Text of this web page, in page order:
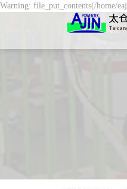
Warning: file_put_contents(/home/